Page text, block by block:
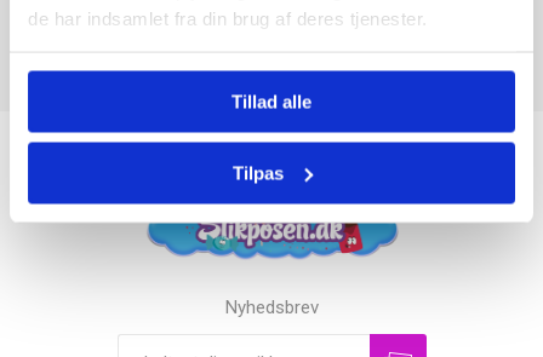
de har indsamlet fra din brug af deres tjenester.
Tillad alle
Tilpas
Nyhedsbrev